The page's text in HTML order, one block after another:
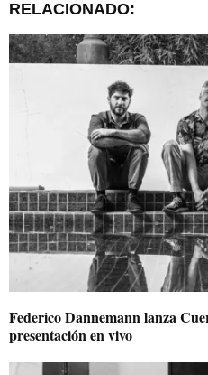
RELACIONADO:
Federico Dannemann lanza
presentación en vivo